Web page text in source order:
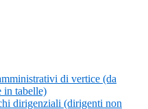
di vertice (da
in tabelle)
dirigenziali (dirigenti non